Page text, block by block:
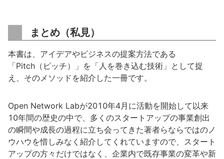
まとめ（私見）
本書は、アイデアやビジネスの提案方法である
「Pitch（ピッチ）」を「人を巻き込む技術」として捉
え、そのメソッドを紹介した一冊です。
Open Network Labが2010年4月に活動を開始して以来
10年間の歴史の中で、多くのスタートアップの事業創出
の瞬間や成長の過程に立ち会ってきた著者らならではのノ
ウハウを惜しみなく紹介してくれていますので、スタート
アップの方々だけではなく、企業内で既存事業の変革や新